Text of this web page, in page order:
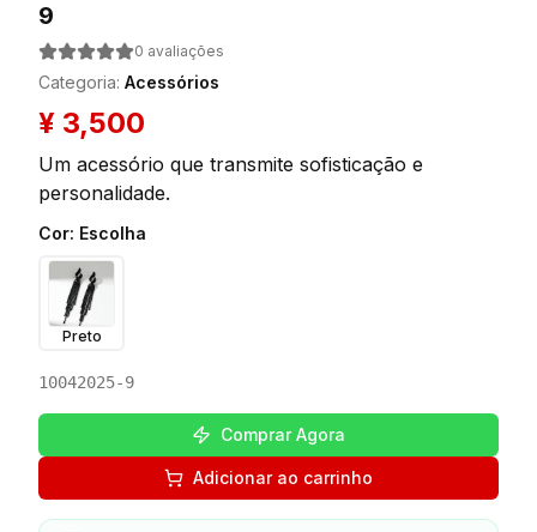
9
0 avaliações
Categoria: Acessórios
¥ 3,500
Um acessório que transmite sofisticação e
personalidade.
Cor: Escolha
Preto
10042025-9
Comprar Agora
Adicionar ao carrinho